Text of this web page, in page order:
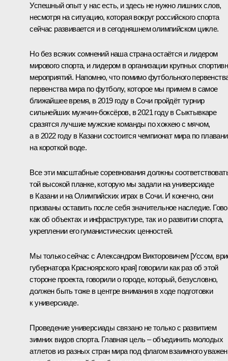
Успешный опыт у нас есть, и здесь не нужно лишних слов,
несмотря на ситуацию, которая вокруг российского спорта
сейчас развивается и в сегодняшнем олимпийском цикле.
Но без всяких сомнений наша страна остаётся и лидером
мирового спорта, и лидером в организации крупных
мероприятий. Напомню, что помимо футбольного
первенства мира по футболу, которое мы примем в самое
ближайшее время, в 2019 году в Сочи пройдёт турнир
сильнейших мужчин-боксёров, в 2021 году в Сыктывкаре
сразятся лучшие мужские команды по хоккею с мячом,
а в 2022 году в Казани состоится чемпионат мира по
на короткой воде.
Все эти масштабные соревнования должны
той высокой планке, которую мы задали на универсиаде
в Казани и на Олимпийских играх в Сочи. И конечно, они
призваны оставить после себя значительное наследие.
как об объектах и инфраструктуре, так и о развитии спорта,
укреплении его гуманистических ценностей.
Мы только сейчас с Александром Викторовичем [Уссом,
губернатора Красноярского края] говорили как раз об этой
стороне проекта, говорили о городе, который, безусловно,
должен быть тоже в центре внимания в ходе подготовки
к универсиаде.
Проведение универсиады связано не только с развитием
зимних видов спорта. Главная цель – объединить молодых
атлетов из разных стран мира под флагом взаимного